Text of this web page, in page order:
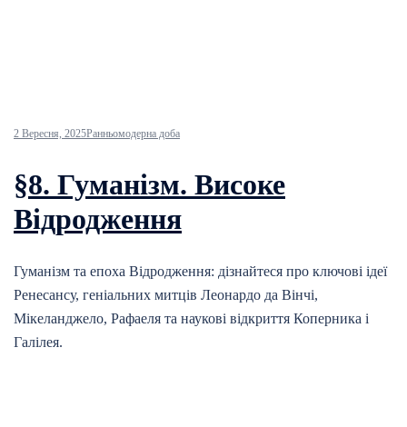
2 Вересня, 2025Ранньомодерна доба
§8. Гуманізм. Високе
Відродження
Гуманізм та епоха Відродження: дізнайтеся про ключові ідеї
Ренесансу, геніальних митців Леонардо да Вінчі,
Мікеланджело, Рафаеля та наукові відкриття Коперника і
Галілея.